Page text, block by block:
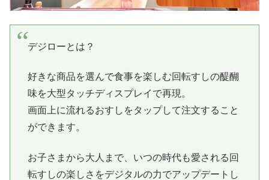
デジローとは？
好きな商品を選んで食事を楽しむ回転すしの醍醐
味を大型タッチディスプレイで再現。
画面上に流れるおすしをタップして注文すること
ができます。
お子さまから大人まで、いつの時代も愛される回
転すしの楽しさをデジタルの力でアップデートし